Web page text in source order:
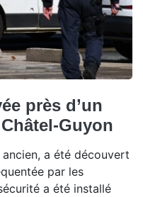
près d’un
Guyon
ancien, a été découvert
par les
a été installé